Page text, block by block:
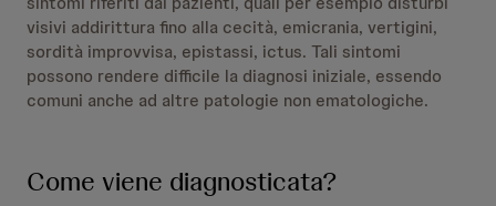
visivi addirittura fino alla cecità, emicrania, vertigini,
sordità improvvisa, epistassi, ictus. Tali sintomi
possono rendere difficile la diagnosi iniziale, essendo
comuni anche ad altre patologie non ematologiche.
Come viene diagnosticata?